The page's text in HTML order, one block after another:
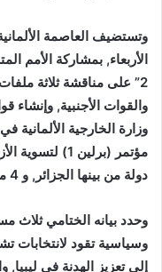
وتستضيف العاصمة
الأربعاء, بمشاركة الأمم
2” على مناقشة ثلاثة
والقوات الأجنبية,
وزارة الخارجية
دولة من بينها الجزائر, و 4 منظمات دولية وإقليمية.
وحدد بيانه الختامي ثلاث
وسياسية تقود لانتخابات
إلى تعزيز الهدنة في